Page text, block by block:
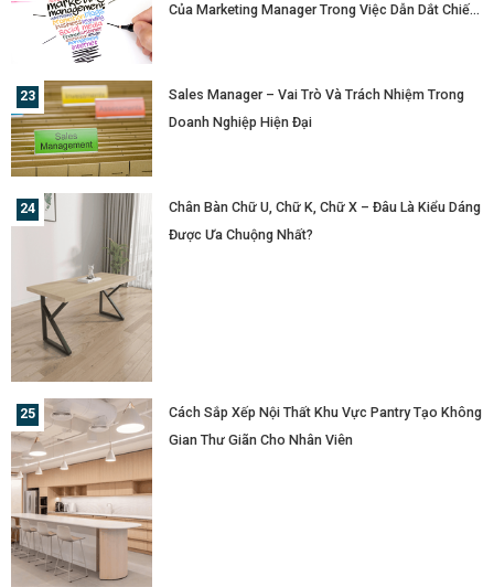
Của Marketing Manager Trong Việc Dẫn Dắt Chiến
Sales Manager – Vai Trò Và Trách Nhiệm Trong
Doanh Nghiệp Hiện Đại
Chân Bàn Chữ U, Chữ K, Chữ X – Đâu Là Kiểu Dáng
Được Ưa Chuộng Nhất?
Cách Sắp Xếp Nội Thất Khu Vực Pantry Tạo Không
Gian Thư Giãn Cho Nhân Viên